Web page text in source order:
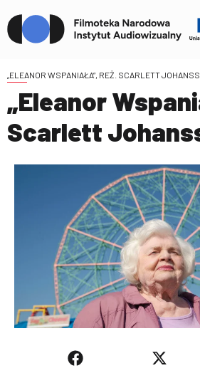
„ELEANOR WSPANIAŁA”, REŻ. SCARLETT
„Eleanor
Scarlett